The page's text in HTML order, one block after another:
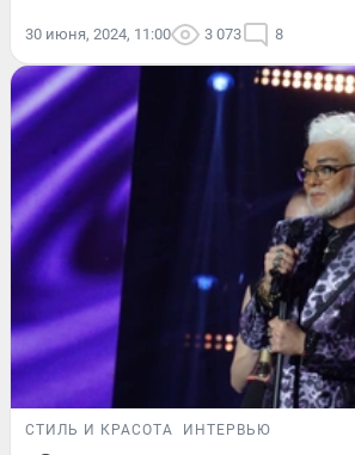
30 июня, 2024, 11:00 3 073 8
СТИЛЬ И КРАСОТА ИНТЕРВЬЮ